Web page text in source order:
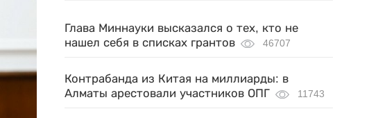
Глава Миннауки высказался о тех, кто не
нашел себя в списках грантов
46707
Контрабанда из Китая на миллиарды: в
Алматы арестовали участников ОПГ
11743